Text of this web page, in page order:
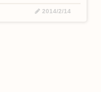
2014/2/14